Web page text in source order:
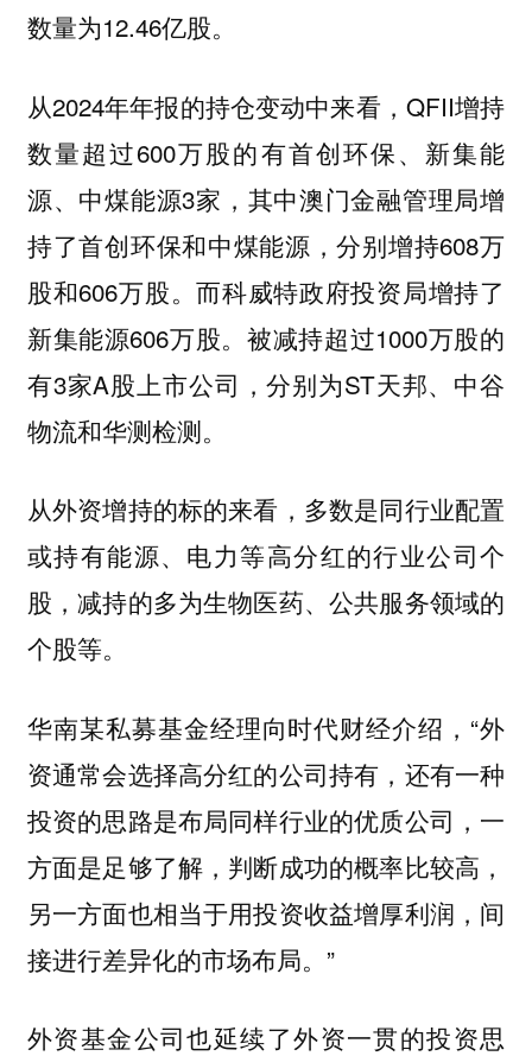
数量为12.46亿股。
从2024年年报的持仓变动中来看，QFII增持
数量超过600万股的有首创环保、新集能
源、中煤能源3家，其中澳门金融管理局增
持了首创环保和中煤能源，分别增持608万
股和606万股。而科威特政府投资局增持了
新集能源606万股。被减持超过1000万股的
有3家A股上市公司，分别为ST天邦、中谷
物流和华测检测。
从外资增持的标的来看，多数是同行业配置
或持有能源、电力等高分红的行业公司个
股，减持的多为生物医药、公共服务领域的
个股等。
华南某私募基金经理向时代财经介绍，“外
资通常会选择高分红的公司持有，还有一种
投资的思路是布局同样行业的优质公司，一
方面是足够了解，判断成功的概率比较高，
另一方面也相当于用投资收益增厚利润，间
接进行差异化的市场布局。”
外资基金公司也延续了外资一贯的投资思